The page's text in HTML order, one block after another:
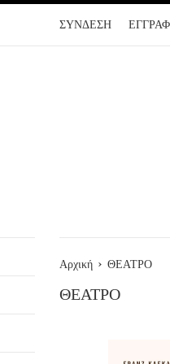
ΣΥΝΔΕΣΗ
Αρχική › ΘΕΑΤΡΟ
ΘΕΑΤΡΟ